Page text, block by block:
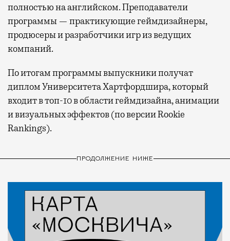
полностью на английском. Преподаватели
программы — практикующие геймдизайнеры,
продюсеры и разработчики игр из ведущих
компаний.
По итогам программы выпускники получат
диплом Университета Хартфордшира, который
входит в топ-10 в области геймдизайна, анимации
и визуальных эффектов (по версии Rookie
Rankings).
ПРОДОЛЖЕНИЕ НИЖЕ